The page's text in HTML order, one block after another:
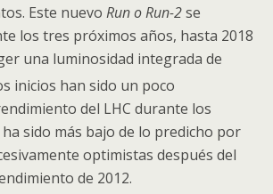
Este nuevo Run o Run-2se
los tres próximos años, hasta 2018
una luminosidad integrada de
inicios han sido un poco
del LHC durante los
sido más bajo de lo predicho por
optimistas después del
de 2012.